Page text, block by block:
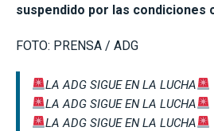
suspendido por las condiciones
FOTO: PRENSA / ADG
LA ADG SIGUE EN LA LUCHA
LA ADG SIGUE EN LA LUCHA
LA ADG SIGUE EN LA LUCHA